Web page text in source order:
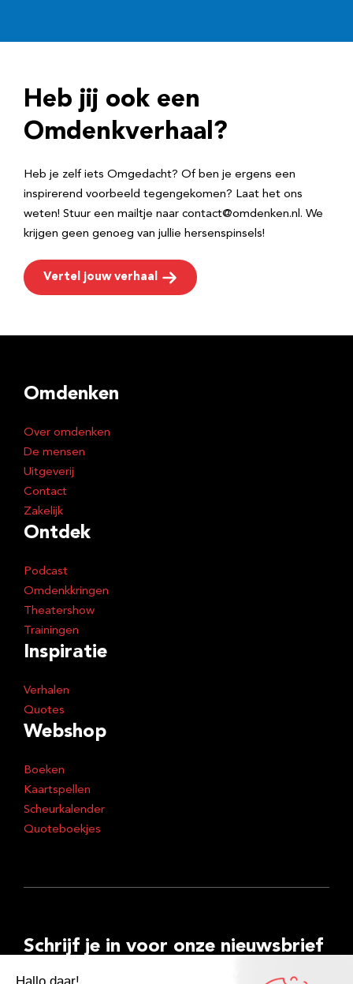
r
e
Heb jij ook een
Omdenkverhaal?
Heb je zelf iets Omgedacht? Of ben je ergens een
inspirerend voorbeeld tegengekomen? Laat het ons
weten! Stuur een mailtje naar contact@omdenken.nl. We
krijgen geen genoeg van jullie hersenspinsels!
Vertel jouw verhaal
Omdenken
Over omdenken
De mensen
Uitgeverij
Contact
Zakelijk
Ontdek
Podcast
Omdenkkringen
Theatershow
Trainingen
Inspiratie
Verhalen
Quotes
Webshop
Boeken
Kaartspellen
Scheurkalender
Quoteboekjes
Schrijf je in voor onze nieuwsbrief